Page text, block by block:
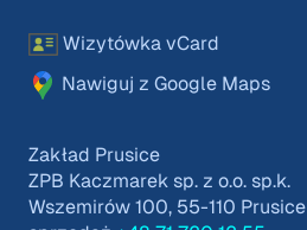
Wizytówka vCard
Nawiguj z Google Maps
Zakład Prusice
ZPB Kaczmarek sp. z o.o. sp.k.
Wszemirów 100, 55-110 Prusice